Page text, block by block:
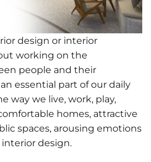
design or interior
working on the
people and their
essential part of our daily
way we live, work, play,
homes, attractive
spaces, arousing emotions
design.